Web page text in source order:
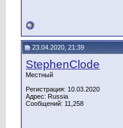
23.04.2020, 21:39
StephenClode
Местный
Регистрация: 10.03.2020
Адрес: Russia
Сообщений: 11,258